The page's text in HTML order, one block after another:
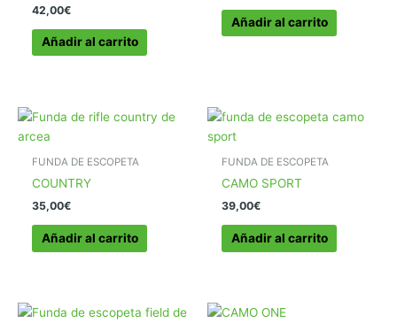
42,00€
Añadir al carrito
Añadir al carrito
FUNDA DE ESCOPETA
COUNTRY
35,00€
Añadir al carrito
FUNDA DE ESCOPETA
CAMO SPORT
39,00€
Añadir al carrito